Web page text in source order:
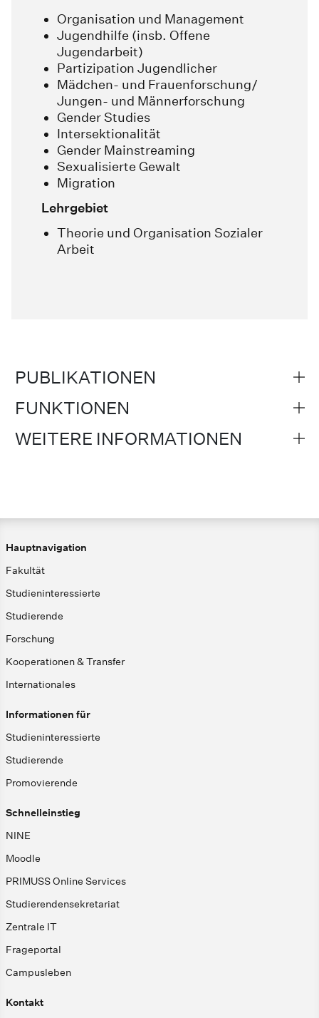
Organisation und Management
Jugendhilfe (insb. Offene
Jugendarbeit)
Partizipation Jugendlicher
Mädchen- und Frauenforschung/
Jungen- und Männerforschung
Gender Studies
Intersektionalität
Gender Mainstreaming
Sexualisierte Gewalt
Migration
Lehrgebiet
Theorie und Organisation Sozialer
Arbeit
PUBLIKATIONEN
FUNKTIONEN
WEITERE INFORMATIONEN
Hauptnavigation
Fakultät
Studieninteressierte
Studierende
Forschung
Kooperationen & Transfer
Internationales
Informationen für
Studieninteressierte
Studierende
Promovierende
Schnelleinstieg
NINE
Moodle
PRIMUSS Online Services
Studierendensekretariat
Zentrale IT
Frageportal
Campusleben
Kontakt